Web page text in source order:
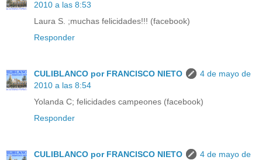
2010 a las 8:53
Laura S. ;muchas felicidades!!! (facebook)
Responder
CULIBLANCO por FRANCISCO NIETO
4 de mayo de
2010 a las 8:54
Yolanda C; felicidades campeones (facebook)
Responder
CULIBLANCO por FRANCISCO NIETO
4 de mayo de